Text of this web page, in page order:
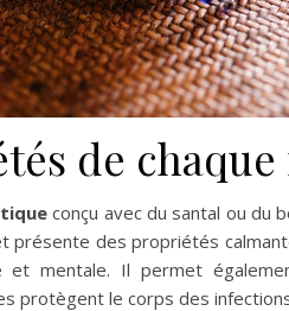
de
conçu avec du santal ou du
présente des propriétés
et mentale. Il permet
protègent le corps des